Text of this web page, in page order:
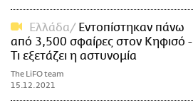
LIFO SHOP
NEWSLETTER
ΜΙΚΡΟΠΡΑΓΜΑΤΑ
Ελλάδα
Εντοπίστηκαν πάνω
από 3,500 σφαίρες στον Κηφισό -
Τι εξετάζει η αστυνομία
The LiFO team
15.12.2021